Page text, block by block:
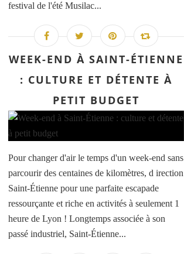
festival de l'été Musilac...
WEEK-END À SAINT-ÉTIENNE
: CULTURE ET DÉTENTE À
PETIT BUDGET
Pour changer d'air le temps d'un week-end sans
parcourir des centaines de kilomètres, d irection
Saint-Étienne pour une parfaite escapade
ressourçante et riche en activités à seulement 1
heure de Lyon ! Longtemps associée à son
passé industriel, Saint-Étienne...